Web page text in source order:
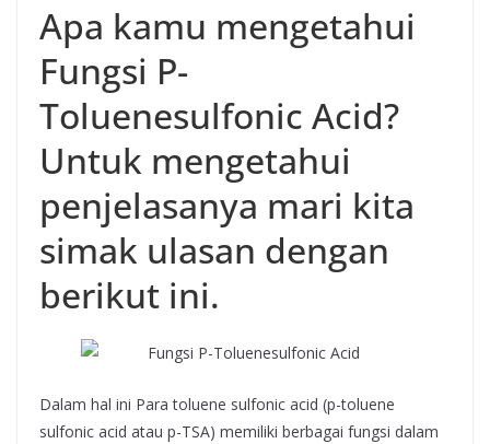
Apa kamu mengetahui
Fungsi P-
Toluenesulfonic Acid?
Untuk mengetahui
penjelasanya mari kita
simak ulasan dengan
berikut ini.
Dalam hal ini Para toluene sulfonic acid (p-toluene
sulfonic acid atau p-TSA) memiliki berbagai fungsi dalam